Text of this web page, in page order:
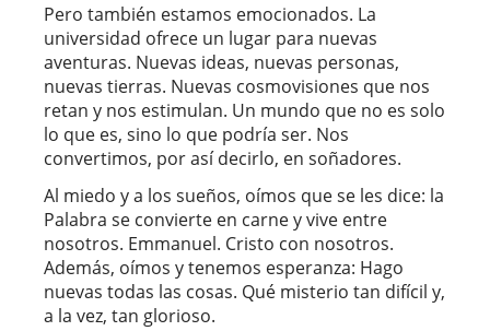
Pero también estamos emocionados. La
universidad ofrece un lugar para nuevas
aventuras. Nuevas ideas, nuevas personas,
nuevas tierras. Nuevas cosmovisiones que nos
retan y nos estimulan. Un mundo que no es solo
lo que es, sino lo que podría ser. Nos
convertimos, por así decirlo, en soñadores.
Al miedo y a los sueños, oímos que se les dice: la
Palabra se convierte en carne y vive entre
nosotros. Emmanuel. Cristo con nosotros.
Además, oímos y tenemos esperanza: Hago
nuevas todas las cosas. Qué misterio tan difícil y,
a la vez, tan glorioso.